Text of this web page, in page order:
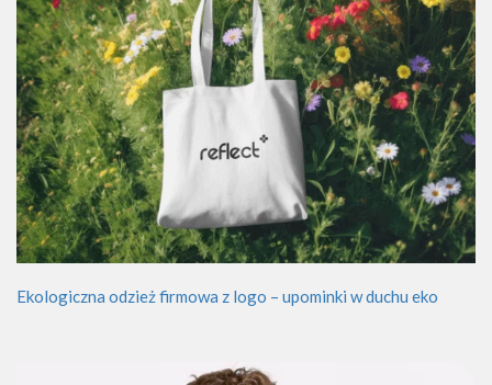
Ekologiczna odzież firmowa z logo – upominki w duchu eko